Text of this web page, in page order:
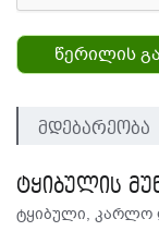
მდებარეობა
ტყიბულის
ტყიბული, კარლო